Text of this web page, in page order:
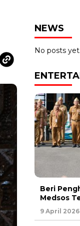
NEWS
No posts yet.
Beri
Medsos
9 April